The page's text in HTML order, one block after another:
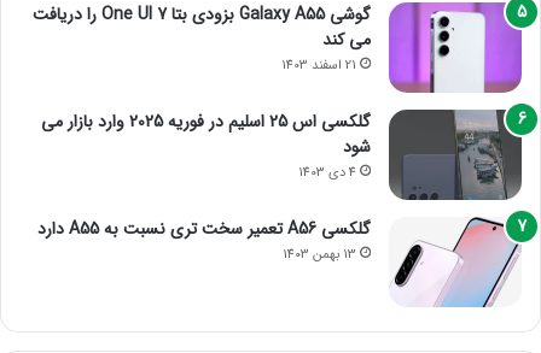
گوشی Galaxy A55 بزودی بتا One UI 7 را دریافت
می کند
21 اسفند 1403
گلکسی اس 25 اسلیم در فوریه 2025 وارد بازار می
شود
4 دی 1403
گلکسی A56 تعمیر سخت تری نسبت به A55 دارد
13 بهمن 1403